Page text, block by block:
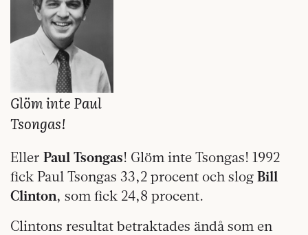
Glöm inte Paul
Tsongas!
Eller Paul Tsongas! Glöm inte Tsongas! 1992
fick Paul Tsongas 33,2 procent och slog Bill
Clinton, som fick 24,8 procent.
Clintons resultat betraktades ändå som en